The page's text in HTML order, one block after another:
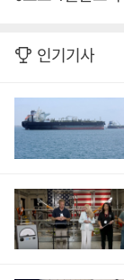
인기기사